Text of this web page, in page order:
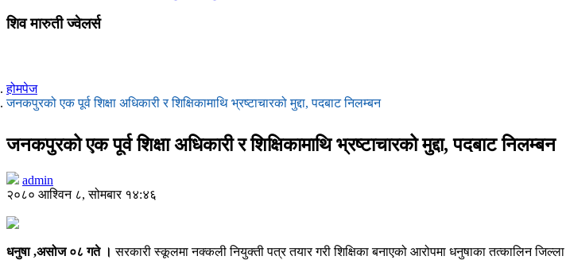
शिव मारुती ज्वेलर्स
होमपेज
जनकपुरको एक पूर्व शिक्षा अधिकारी र शिक्षिकामाथि भ्रष्टाचारको मुद्दा, पदबाट निलम्बन
जनकपुरको एक पूर्व शिक्षा अधिकारी र शिक्षिकामाथि भ्रष्टाचारको मुद्दा, पदबाट निलम्बन
admin
२०८० आश्विन ८, सोमबार १४:४६
धनुषा ,असोज ०८ गते । सरकारी स्कूलमा नक्कली नियुक्ती पत्र तयार गरी शिक्षिका बनाएको आरोपमा धनुषाका तत्कालिन जिल्ला